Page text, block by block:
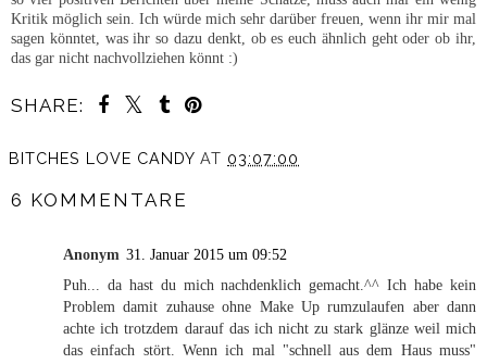
Kritik möglich sein. Ich würde mich sehr darüber freuen, wenn ihr mir mal
sagen könntet, was ihr so dazu denkt, ob es euch ähnlich geht oder ob ihr,
das gar nicht nachvollziehen könnt :)
SHARE:
BITCHES LOVE CANDY AT 03:07:00
6 KOMMENTARE
Anonym 31. Januar 2015 um 09:52
Puh... da hast du mich nachdenklich gemacht.^^ Ich habe kein
Problem damit zuhause ohne Make Up rumzulaufen aber dann
achte ich trotzdem darauf das ich nicht zu stark glänze weil mich
das einfach stört. Wenn ich mal "schnell aus dem Haus muss"